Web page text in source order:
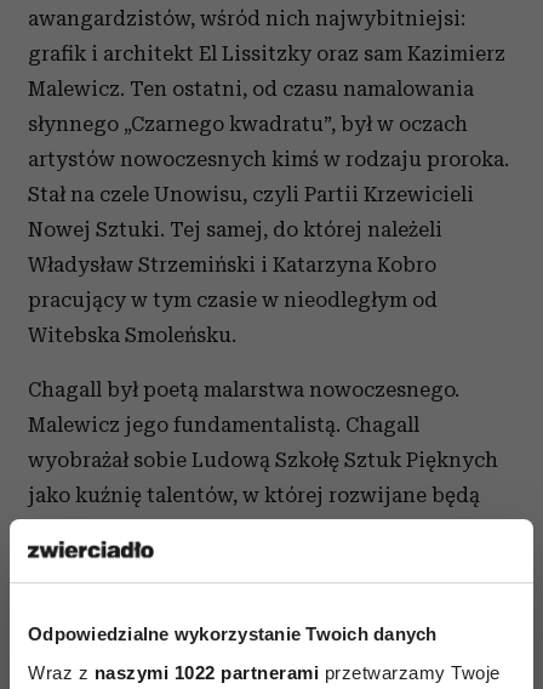
Odpowiedzialne wykorzystanie Twoich danych
Wraz z naszymi 1022 partnerami przetwarzamy Twoje
awangardzistów, wśród nich najwybitniejsi:
grafik i architekt El Lissitzky oraz sam Kazimierz
Malewicz. Ten ostatni, od czasu namalowania
słynnego „Czarnego kwadratu”, był w oczach
artystów nowoczesnych kimś w rodzaju proroka.
Stał na czele Unowisu, czyli Partii Krzewicieli
Nowej Sztuki. Tej samej, do której należeli
Władysław Strzemiński i Katarzyna Kobro
pracujący w tym czasie w nieodległym od
Witebska Smoleńsku.
Chagall był poetą malarstwa nowoczesnego.
Malewicz jego fundamentalistą. Chagall
wyobrażał sobie Ludową Szkołę Sztuk Pięknych
jako kuźnię talentów, w której rozwijane będą
widział przyszłość rewolucyjnej sztuki wyłącznie
bezradny wobec charyzmy twórcy „Czarnego
kwadratu”. Malewicz, gotów dla swych idei